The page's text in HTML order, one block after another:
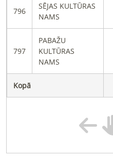
796
SĒJAS KULTŪRAS
NAMS
797
PABAŽU
KULTŪRAS
NAMS
Kopā